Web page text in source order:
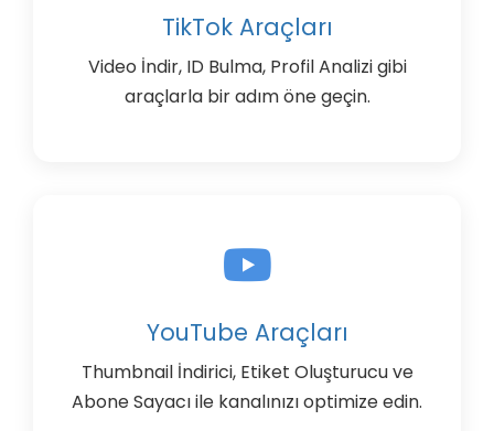
TikTok Araçları
Video İndir, ID Bulma, Profil Analizi gibi
araçlarla bir adım öne geçin.
YouTube Araçları
Thumbnail İndirici, Etiket Oluşturucu ve
Abone Sayacı ile kanalınızı optimize edin.